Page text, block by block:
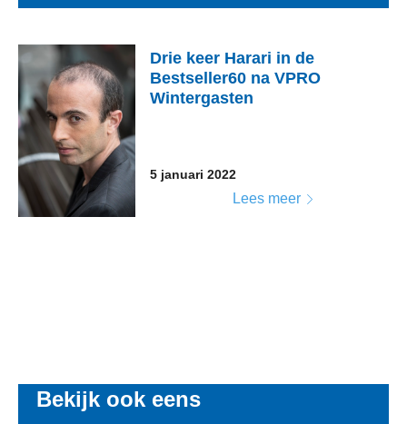
5 januari 2022
Drie keer Harari in de
Bestseller60 na VPRO
Wintergasten
Lees meer
Bekijk ook eens